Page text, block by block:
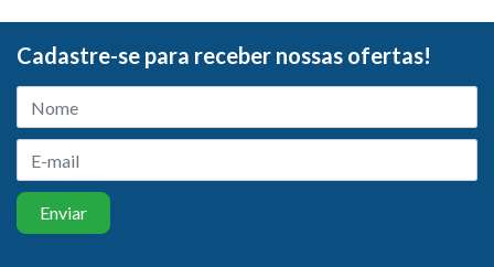
Cadastre-se para receber nossas ofertas!